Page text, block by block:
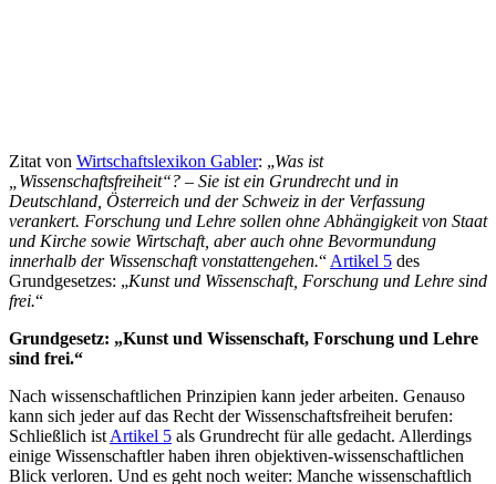
Zitat von Wirtschaftslexikon Gabler: „Was ist
„Wissenschaftsfreiheit“? – Sie ist ein Grundrecht und in
Deutschland, Österreich und der Schweiz in der Verfassung
verankert. Forschung und Lehre sollen ohne Abhängigkeit von Staat
und Kirche sowie Wirtschaft, aber auch ohne Bevormundung
innerhalb der Wissenschaft vonstattengehen.“ Artikel 5 des
Grundgesetzes: „Kunst und Wissenschaft, Forschung und Lehre sind
frei.“
Grundgesetz: „Kunst und Wissenschaft, Forschung und Lehre
sind frei.“
Nach wissenschaftlichen Prinzipien kann jeder arbeiten. Genauso
kann sich jeder auf das Recht der Wissenschaftsfreiheit berufen:
Schließlich ist Artikel 5 als Grundrecht für alle gedacht. Allerdings
einige Wissenschaftler haben ihren objektiven-wissenschaftlichen
Blick verloren. Und es geht noch weiter: Manche wissenschaftlich